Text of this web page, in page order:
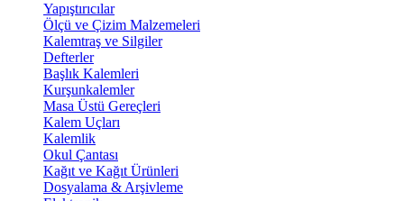
Yapıştırıcılar
Ölçü ve Çizim Malzemeleri
Kalemtraş ve Silgiler
Defterler
Başlık Kalemleri
Kurşunkalemler
Masa Üstü Gereçleri
Kalem Uçları
Kalemlik
Okul Çantası
Kağıt ve Kağıt Ürünleri
Dosyalama & Arşivleme